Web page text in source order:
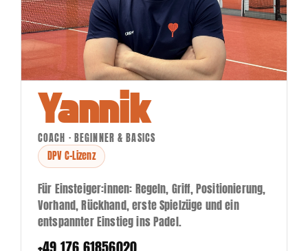
Yannik
COACH · BEGINNER & BASICS
DPV C-Lizenz
Für Einsteiger:innen: Regeln, Griff, Positionierung,
Vorhand, Rückhand, erste Spielzüge und ein
entspannter Einstieg ins Padel.